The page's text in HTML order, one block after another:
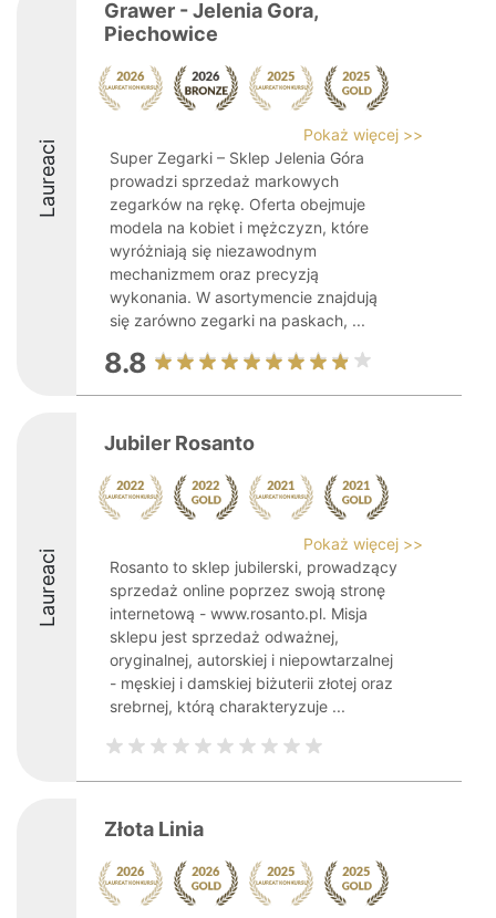
Laureaci
Grawer - Jelenia Gora,
Piechowice
Pokaż więcej >>
Super Zegarki – Sklep Jelenia Góra
prowadzi sprzedaż markowych
zegarków na rękę. Oferta obejmuje
modela na kobiet i mężczyzn, które
wyróżniają się niezawodnym
mechanizmem oraz precyzją
wykonania. W asortymencie znajdują
się zarówno zegarki na paskach, ...
8.8
Laureaci
Jubiler Rosanto
Pokaż więcej >>
Rosanto to sklep jubilerski, prowadzący
sprzedaż online poprzez swoją stronę
internetową - www.rosanto.pl. Misja
sklepu jest sprzedaż odważnej,
oryginalnej, autorskiej i niepowtarzalnej
- męskiej i damskiej biżuterii złotej oraz
srebrnej, którą charakteryzuje ...
Złota Linia